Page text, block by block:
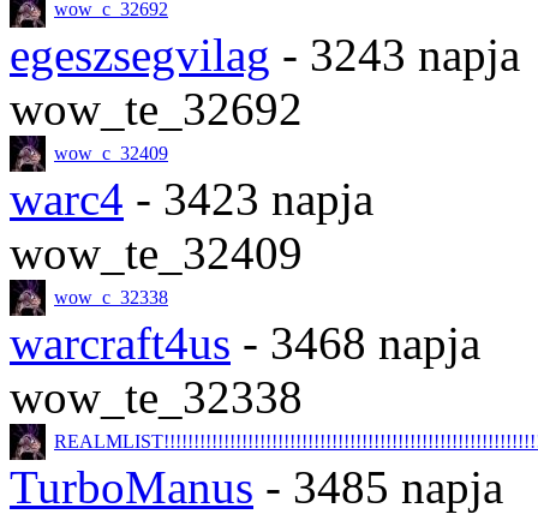
wow_c_32692
egeszsegvilag - 3243 napja
wow_te_32692
wow_c_32409
warc4 - 3423 napja
wow_te_32409
wow_c_32338
warcraft4us - 3468 napja
wow_te_32338
TurboManus - 3485 napja